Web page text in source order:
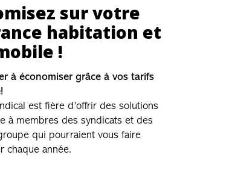
de 16 % de
sur tout le
chef de file mondial des soutiens-
armatures et des sous-vêtements